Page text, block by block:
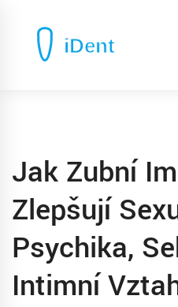
Jak Zubní
Zlepšují
Psychika,
Intimní